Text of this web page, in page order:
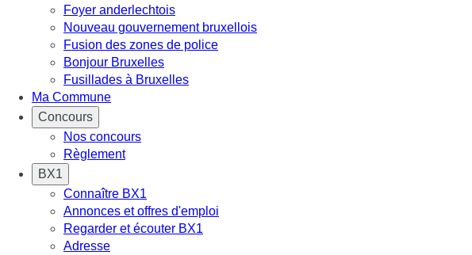
Foyer anderlechtois
Nouveau gouvernement bruxellois
Fusion des zones de police
Bonjour Bruxelles
Fusillades à Bruxelles
Ma Commune
Concours
Nos concours
Règlement
BX1
Connaître BX1
Annonces et offres d'emploi
Regarder et écouter BX1
Adresse